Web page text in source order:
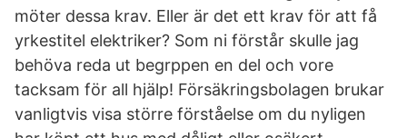
möter dessa krav. Eller är det ett krav för att få
yrkestitel elektriker? Som ni förstår skulle jag
behöva reda ut begrppen en del och vore
tacksam för all hjälp! Försäkringsbolagen brukar
vanligtvis visa större förståelse om du nyligen